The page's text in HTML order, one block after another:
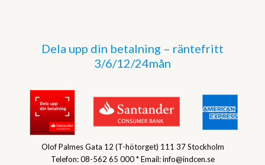
Dela upp din betalning – räntefritt
3/6/12/24mån
Olof Palmes Gata 12 (T-hötorget) 111 37 Stockholm
Telefon: 08-562 65 000 * Email: info@indcen.se